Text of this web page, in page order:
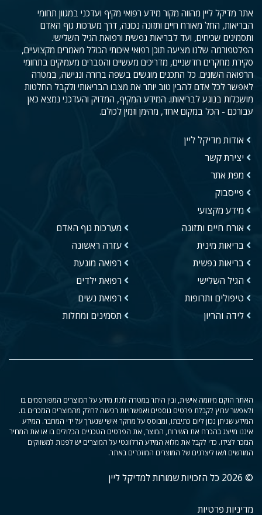
אתר מדיקל ליין מהווה מקור מידע רפואי מקיף ועדכני במגוון תחומי
הבריאות, החל מאורח חיים ותזונה נכונה, דרך מערכות גוף האדם
ותסמינים שכיחים, ועד לבריאות נפשית ורפואת הגיל השלישי.
הפלטפורמה שלנו מציעה תוכן רפואי איכותי הכולל מאמרים מקצועיים,
סקירת מחקרים חדשניים, מדריכים מעשיים והסברים מעמיקים בתחומי
הרפואה השונים. כל התכנים מוגשים בשפה ברורה ונגישה, במטרה
לאפשר לכל אדם להבין טוב יותר את מצבו הבריאותי ולקבל החלטות
מושכלות בנוגע לבריאותו. המידע המקיף, המדויק והעדכני נמצא כאן
עבורכם - הכל במקום אחד, מהימן וזמין לכולם.
אודות מדיקל ליין
יצירת קשר
מפת אתר
פייסבוק
מידע מקצועי
אורח חיים ותזונה
בריאות מינית
בריאות נפשית
הגיל השלישי
טיפולים ותרופות
לידה והריון
מערכות גוף האדם
עזרה ראשונה
רפואה מונעת
רפואת ילדים
רפואת נשים
תסמינים ומחלות
האתר הוקם מיוזמה אישית, ובין היתר במטרה לתת מידע על המוצרים המפורסמים בו
ולאפשר ערוץ לקבלת פרטים נוספים ואפשרויות רכישה לחלק מהמוצרים הנזכרים בו.
המידע שניתן נכון ליום כתיבתו, ומבוסס על מחקר אישי שנערך על ידי המחבר. המידע
איננו מייצג בהכרח את השירות, המוצר, את הפרטים הטכניים הכלולים בו או את המחיר
הנזכר לצידו. כדי לקבל את מלוא המידע הרלוונטי על המוצרים יש לפנות למשווקים
המורשים ו/או ליצרנים של המוצרים המוזכרים באתר.
© 2026 כל הזכויות שמורות למדיקל ליין
מדיניות פרטיות